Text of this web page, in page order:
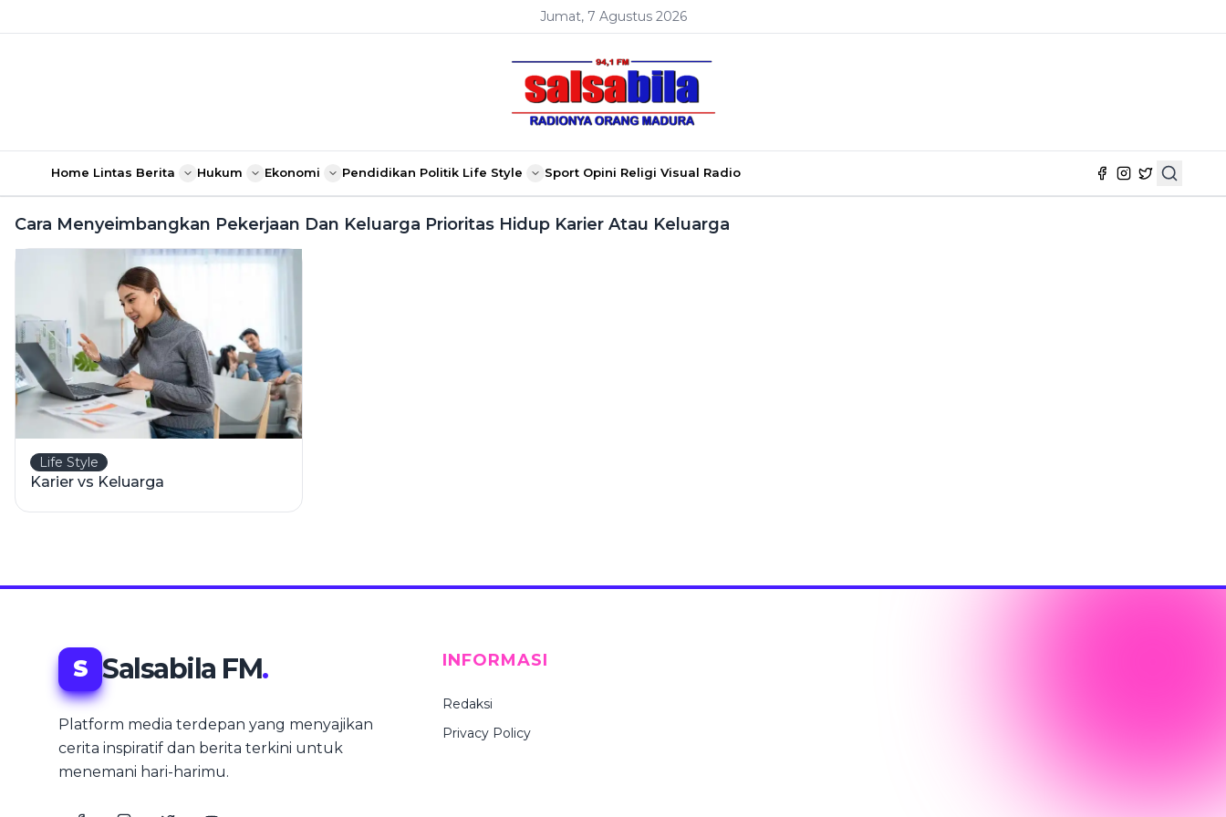
Jumat, 7 Agustus 2026
Home Lintas Berita Hukum Ekonomi Pendidikan Politik Life Style Sport Opini Religi Visual Radio
Cara Menyeimbangkan Pekerjaan Dan Keluarga Prioritas Hidup Karier Atau Keluarga
Life Style
Karier vs Keluarga
S Salsabila FM.
Platform media terdepan yang menyajikan
cerita inspiratif dan berita terkini untuk
menemani hari-harimu.
INFORMASI
Redaksi
Privacy Policy